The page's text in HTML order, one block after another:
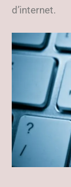
d’internet.